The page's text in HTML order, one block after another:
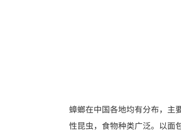
蟑螂在中国各地均有分布，主
性昆虫，食物种类广泛。以面